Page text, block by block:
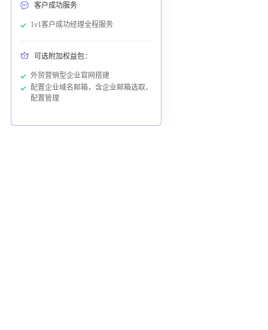
客户成功服务
1v1客户成功经理全程服务
可选附加权益包：
外贸营销型企业官网搭建
配置企业域名邮箱，含企业邮箱选取、
配置管理